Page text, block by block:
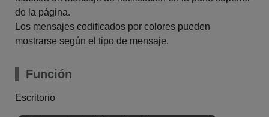
de la página.
Los mensajes codificados por colores pueden
mostrarse según el tipo de mensaje.
Función
Escritorio